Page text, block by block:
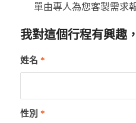
單由專人為您客製需求
我對這個行程有興趣
姓名 *
性別 *